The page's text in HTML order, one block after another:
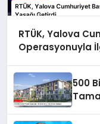
RTÜK, Yalova
Operasyonuyla
500